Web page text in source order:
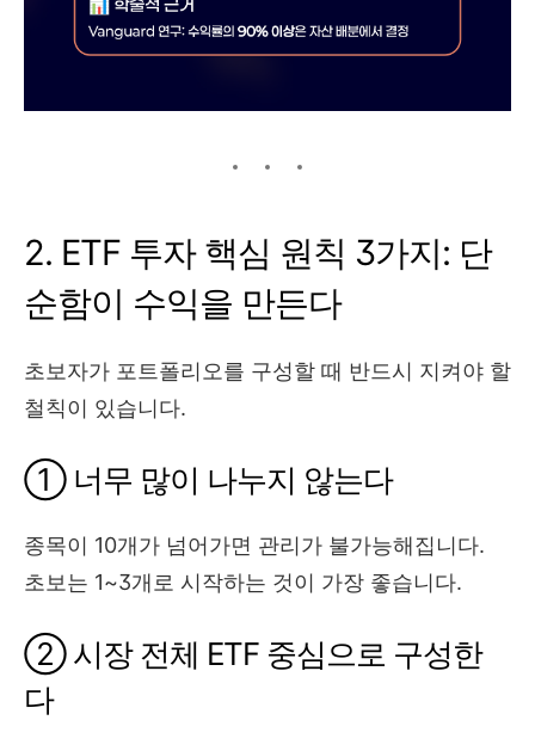
2. ETF 투자 핵심 원칙 3가지: 단
순함이 수익을 만든다
초보자가 포트폴리오를 구성할 때 반드시 지켜야 할
철칙이 있습니다.
① 너무 많이 나누지 않는다
종목이 10개가 넘어가면 관리가 불가능해집니다.
초보는 1~3개로 시작하는 것이 가장 좋습니다.
② 시장 전체 ETF 중심으로 구성한
다